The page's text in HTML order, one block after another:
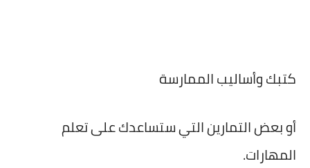
كتبك وأساليب الممارسة
أو بعض التمارين التي ستساعدك على تعلم
المهارات.